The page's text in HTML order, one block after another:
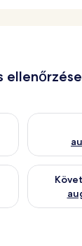
ellenőrzése:
A holnapi
állás
A